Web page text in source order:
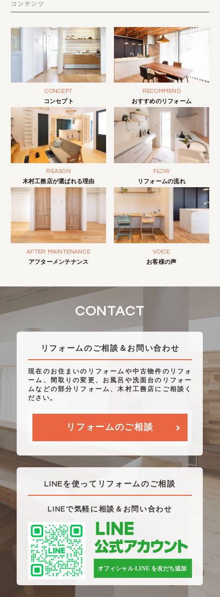
コンテンツ
CONCEPT
コンセプト
RECOMMEND
おすすめのリフォーム
REASON
木村工務店が選ばれる理由
FLOW
リフォームの流れ
AFTER MAINTENANCE
アフターメンテナンス
VOICE
お客様の声
CONTACT
リフォームのご相談＆お問い合わせ
現在のお住まいのリフォームや中古物件のリフォ
ーム、間取りの変更、お風呂や洗面台のリフォー
ムなどの部分リフォーム、木村工務店にご相談く
ださい。
リフォームのご相談
LINEを使ってリフォームのご相談
LINEで気軽に相談＆お問い合わせ